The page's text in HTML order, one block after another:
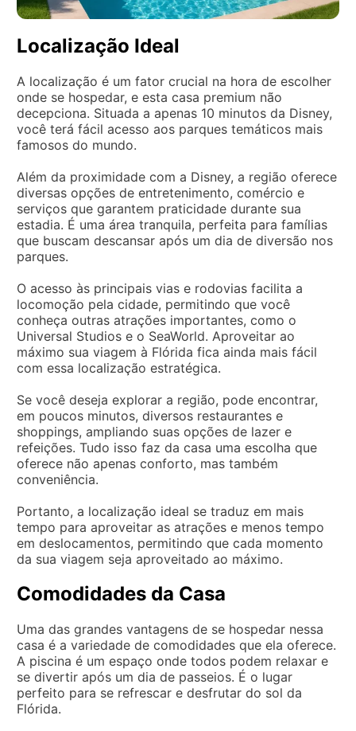
Localização Ideal
A localização é um fator crucial na hora de escolher
onde se hospedar, e esta casa premium não
decepciona. Situada a apenas 10 minutos da Disney,
você terá fácil acesso aos parques temáticos mais
famosos do mundo.
Além da proximidade com a Disney, a região oferece
diversas opções de entretenimento, comércio e
serviços que garantem praticidade durante sua
estadia. É uma área tranquila, perfeita para famílias
que buscam descansar após um dia de diversão nos
parques.
O acesso às principais vias e rodovias facilita a
locomoção pela cidade, permitindo que você
conheça outras atrações importantes, como o
Universal Studios e o SeaWorld. Aproveitar ao
máximo sua viagem à Flórida fica ainda mais fácil
com essa localização estratégica.
Se você deseja explorar a região, pode encontrar,
em poucos minutos, diversos restaurantes e
shoppings, ampliando suas opções de lazer e
refeições. Tudo isso faz da casa uma escolha que
oferece não apenas conforto, mas também
conveniência.
Portanto, a localização ideal se traduz em mais
tempo para aproveitar as atrações e menos tempo
em deslocamentos, permitindo que cada momento
da sua viagem seja aproveitado ao máximo.
Comodidades da Casa
Uma das grandes vantagens de se hospedar nessa
casa é a variedade de comodidades que ela oferece.
A piscina é um espaço onde todos podem relaxar e
se divertir após um dia de passeios. É o lugar
perfeito para se refrescar e desfrutar do sol da
Flórida.